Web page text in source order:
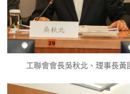
工聯會會長吳秋北、理事長黃